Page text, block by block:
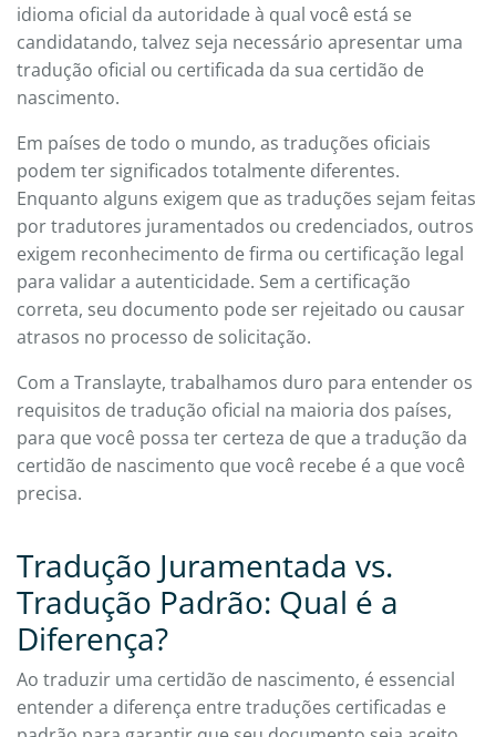
idioma oficial da autoridade à qual você está se
candidatando, talvez seja necessário apresentar uma
tradução oficial ou certificada da sua certidão de
nascimento.
Em países de todo o mundo, as traduções oficiais
podem ter significados totalmente diferentes.
Enquanto alguns exigem que as traduções sejam feitas
por tradutores juramentados ou credenciados, outros
exigem reconhecimento de firma ou certificação legal
para validar a autenticidade. Sem a certificação
correta, seu documento pode ser rejeitado ou causar
atrasos no processo de solicitação.
Com a Translayte, trabalhamos duro para entender os
requisitos de tradução oficial na maioria dos países,
para que você possa ter certeza de que a tradução da
certidão de nascimento que você recebe é a que você
precisa.
Tradução Juramentada vs.
Tradução Padrão: Qual é a
Diferença?
Ao traduzir uma certidão de nascimento, é essencial
entender a diferença entre traduções certificadas e